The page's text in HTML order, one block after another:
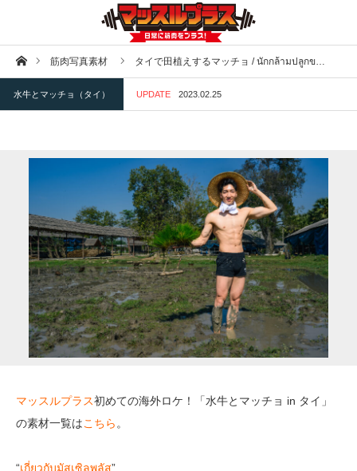
ホーム筋肉写真素材 タイで田植えするマッチョ / นักกล้ามปลูกข…
水牛とマッチョ（タイ） UPDATE 2023.02.25
マッスルプラス初めての海外ロケ！「水牛とマッチョ in タイ」
の素材一覧はこちら 。
“เกี่ยวกับมัสเซิลพลัส”